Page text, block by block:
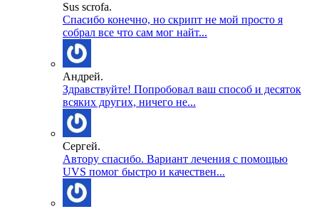
Sus scrofa.
Спасибо конечно, но скрипт не мой просто я
собрал все что сам мог найт...
Андрей.
Здравствуйте! Попробовал ваш способ и десяток
всяких других, ничего не...
Сергей.
Автору спасибо. Вариант лечения с помощью
UVS помог быстро и качествен...